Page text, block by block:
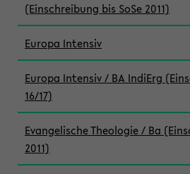
(Einschreibung bis SoSe 2011)
Europa Intensiv
Europa Intensiv / BA IndiErg
16/17)
Evangelische Theologie / Ba
2011)